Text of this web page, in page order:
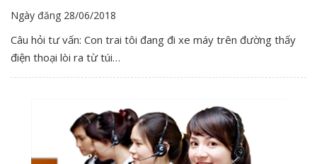
Ngày đăng 28/06/2018
Câu hỏi tư vấn: Con trai tôi đang đi xe máy trên đường thấy
điện thoại lòi ra từ túi…